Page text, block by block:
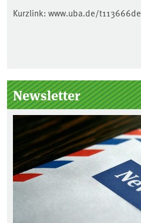
Kurzlink: www.uba.de/t113666de
Seitenleiste
Newsletter